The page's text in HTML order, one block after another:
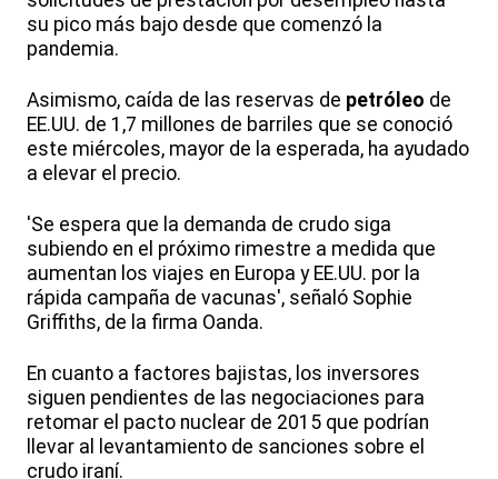
su pico más bajo desde que comenzó la
pandemia.
Asimismo, caída de las reservas de petróleo de
EE.UU. de 1,7 millones de barriles que se conoció
este miércoles, mayor de la esperada, ha ayudado
a elevar el precio.
'Se espera que la demanda de crudo siga
subiendo en el próximo rimestre a medida que
aumentan los viajes en Europa y EE.UU. por la
rápida campaña de vacunas', señaló Sophie
Griffiths, de la firma Oanda.
En cuanto a factores bajistas, los inversores
siguen pendientes de las negociaciones para
retomar el pacto nuclear de 2015 que podrían
llevar al levantamiento de sanciones sobre el
crudo iraní.